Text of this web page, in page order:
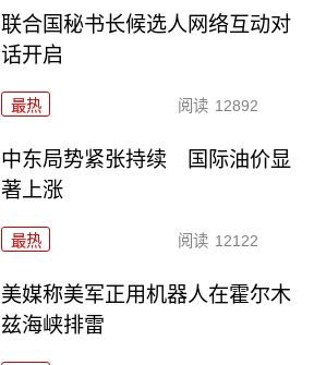
联合国秘书长候选人网络互动对
话开启
最热 阅读 12892
中东局势紧张持续 国际油价显
著上涨
最热 阅读 12122
美媒称美军正用机器人在霍尔木
兹海峡排雷